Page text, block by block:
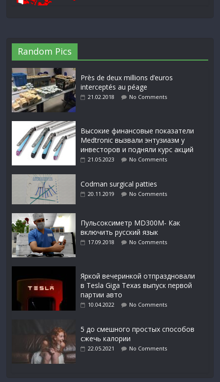
Random Pics
Près de deux millions d’euros
interceptés au péage
21.02.2018 No Comments
Высокие финансовые показатели
Medtronic вызвали энтузиазм у
инвесторов и подняли курс акций
21.05.2023 No Comments
Codman surgical patties
20.11.2019 No Comments
Пульсоксиметр MD300M- Как
включить русский язык
17.09.2018 No Comments
Яркой вечеринкой отпраздновали
в Tesla Giga Texas выпуск первой
партии авто
10.04.2022 No Comments
5 до смешного простых способов
сжечь калории
22.05.2021 No Comments